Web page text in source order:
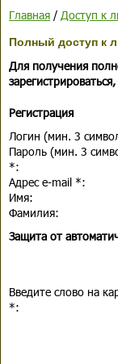
Главная / Доступ к
Полный доступ к
Для получения
Регистрация
Логин (мин. 3
Пароль (мин. 3
*:
Адрес e-mail *:
Имя:
Фамилия:
Защита от
Введите слово на
*: